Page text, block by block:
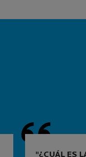
¿CUÁL ES